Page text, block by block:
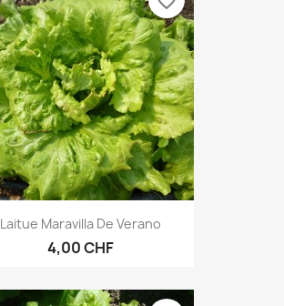
Laitue Maravilla De Verano
4,00 CHF